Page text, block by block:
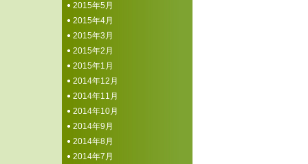
2015年5月
2015年4月
2015年3月
2015年2月
2015年1月
2014年12月
2014年11月
2014年10月
2014年9月
2014年8月
2014年7月